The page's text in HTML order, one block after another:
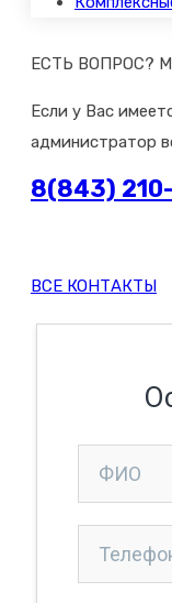
ЕСТЬ ВОПРОС?
Если у Вас
администратор
8(843)
ВСЕ КОНТАКТЫ